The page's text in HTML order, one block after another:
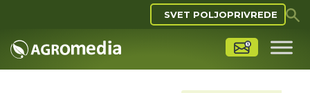
SVET POLJOPRIVREDE